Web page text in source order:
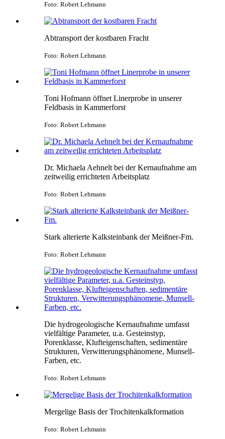
Foto: Robert Lehmann
Abtransport der kostbaren Fracht
Foto: Robert Lehmann
Toni Hofmann öffnet Linerprobe in unserer
Feldbasis in Kammerforst
Foto: Robert Lehmann
Dr. Michaela Aehnelt bei der Kernaufnahme am
zeitweilig errichteten Arbeitsplatz
Foto: Robert Lehmann
Stark alterierte Kalksteinbank der Meißner-Fm.
Foto: Robert Lehmann
Die hydrogeologische Kernaufnahme umfasst
vielfältige Parameter, u.a. Gesteinstyp,
Porenklasse, Klufteigenschaften, sedimentäre
Strukturen, Verwitterungsphänomene, Munsell-
Farben, etc.
Foto: Robert Lehmann
Mergelige Basis der Trochitenkalkformation
Foto: Robert Lehmann